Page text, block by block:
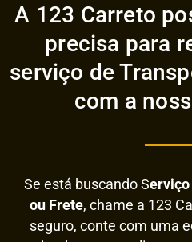
A 123 Carreto
precisa para
serviço de
com a
Se está buscando Serviço
ou Frete, chame a 123
seguro, conte com uma